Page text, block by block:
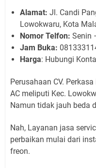
Alamat: Jl. Candi
Lowokwaru, Kota
Nomor Telfon: Senin
Jam Buka:
Harga: Hubungi
Perusahaan CV.
AC meliputi Kec.
Namun tidak jauh beda
Nah, Layanan jasa
perbaikan mulai dari
freon.